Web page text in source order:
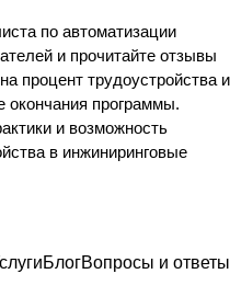
по автоматизации
и прочитайте отзывы
процент трудоустройства и
окончания программы.
и возможность
в инжиниринговые
БлогВопросы и ответы